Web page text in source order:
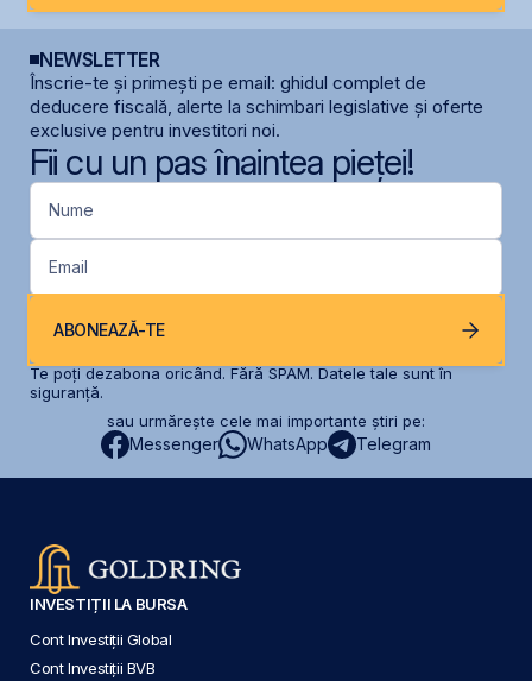
NEWSLETTER
Înscrie-te și primești pe email: ghidul complet de
deducere fiscală, alerte la schimbari legislative și oferte
exclusive pentru investitori noi.
Fii cu un pas înaintea pieței!
Nume
Email
ABONEAZĂ-TE
Te poți dezabona oricând. Fără SPAM. Datele tale sunt în
siguranță.
sau urmărește cele mai importante știri pe:
Messenger WhatsApp Telegram
INVESTIȚII LA BURSA
Cont Investiții Global
Cont Investiții BVB